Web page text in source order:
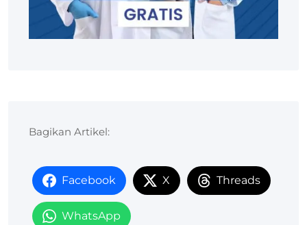
Bagikan Artikel:
Facebook X Threads
WhatsApp